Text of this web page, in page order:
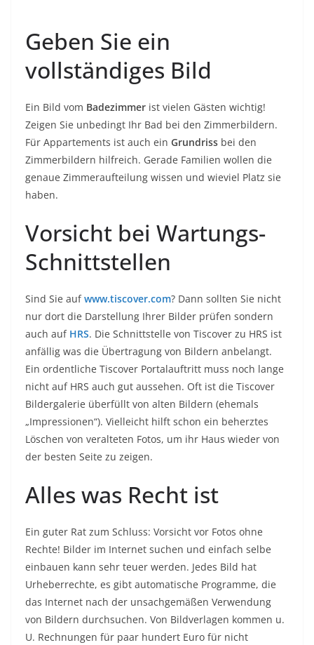
Geben Sie ein
vollständiges Bild
Ein Bild vom Badezimmer ist vielen Gästen wichtig!
Zeigen Sie unbedingt Ihr Bad bei den Zimmerbildern.
Für Appartements ist auch ein Grundriss bei den
Zimmerbildern hilfreich. Gerade Familien wollen die
genaue Zimmeraufteilung wissen und wieviel Platz sie
haben.
Vorsicht bei Wartungs-
Schnittstellen
Sind Sie aufwww.tiscover.com? Dann sollten Sie nicht
nur dort die Darstellung Ihrer Bilder prüfen sondern
auch auf HRS. Die Schnittstelle von Tiscover zu HRS ist
anfällig was die Übertragung von Bildern anbelangt.
Ein ordentliche Tiscover Portalauftritt muss noch lange
nicht auf HRS auch gut aussehen. Oft ist die Tiscover
Bildergalerie überfüllt von alten Bildern (ehemals
„Impressionen“). Vielleicht hilft schon ein beherztes
Löschen von veralteten Fotos, um ihr Haus wieder von
der besten Seite zu zeigen.
Alles was Recht ist
Ein guter Rat zum Schluss: Vorsicht vor Fotos ohne
Rechte! Bilder im Internet suchen und einfach selbe
einbauen kann sehr teuer werden. Jedes Bild hat
Urheberrechte, es gibt automatische Programme, die
das Internet nach der unsachgemäßen Verwendung
von Bildern durchsuchen. Von Bildverlagen kommen u.
U. Rechnungen für paar hundert Euro für nicht